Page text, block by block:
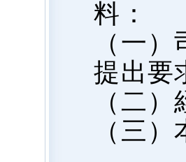
料：
（一
提出要
（二
（三